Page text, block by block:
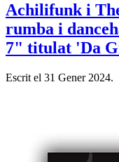
Achilifunk i
rumba i
7" titulat 'Da
Escrit el 31 Gener 2024.